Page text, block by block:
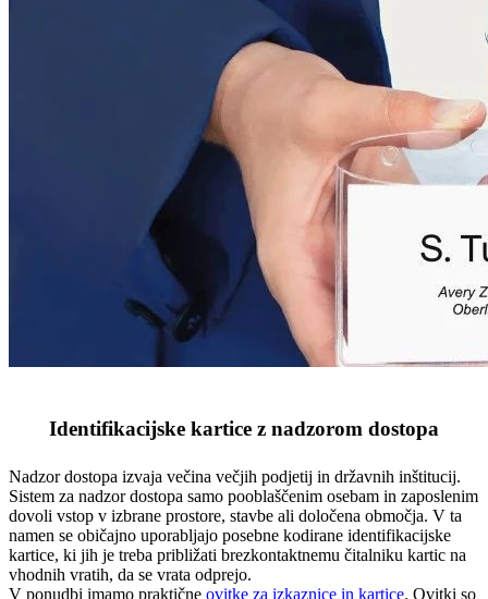
Identifikacijske kartice z nadzorom dostopa
Nadzor dostopa izvaja večina večjih podjetij in državnih inštitucij.
Sistem za nadzor dostopa samo pooblaščenim osebam in zaposlenim
dovoli vstop v izbrane prostore, stavbe ali določena območja. V ta
namen se običajno uporabljajo posebne kodirane identifikacijske
kartice, ki jih je treba približati brezkontaktnemu čitalniku kartic na
vhodnih vratih, da se vrata odprejo.
V ponudbi imamo praktične ovitke za izkaznice in kartice. Ovitki so